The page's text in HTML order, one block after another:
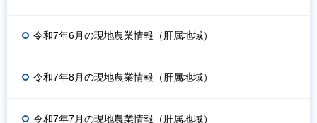
令和7年6月の現地農業情報（肝属地域）
令和7年8月の現地農業情報（肝属地域）
令和7年7月の現地農業情報（肝属地域）